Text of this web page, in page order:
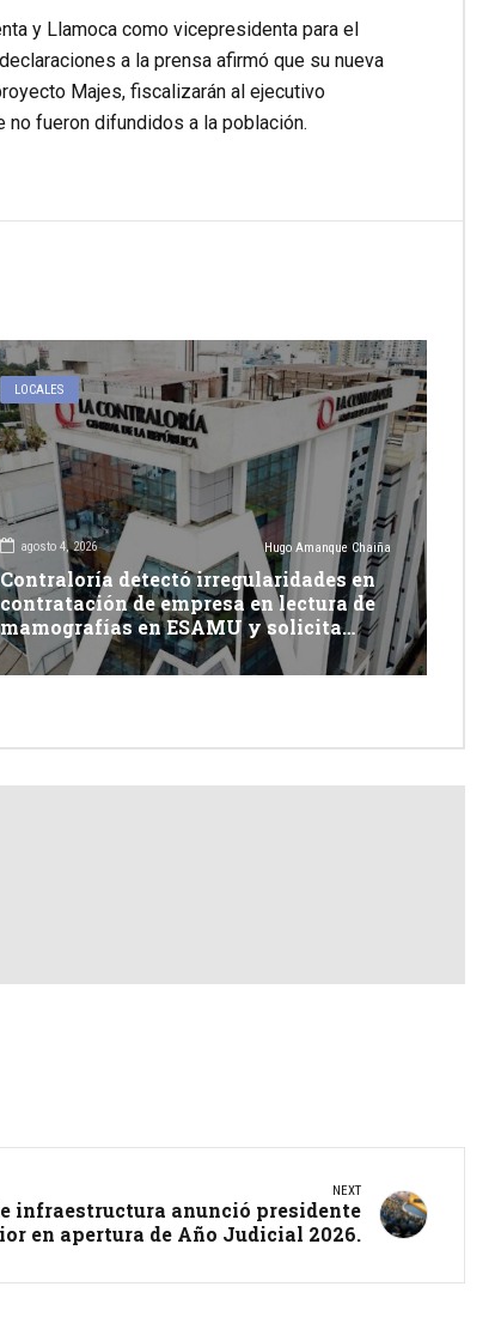
y Llamoca como vicepresidenta para el
a la prensa afirmó que su nueva
Majes, fiscalizarán al ejecutivo
no fueron difundidos a la población.
LOCALES
agosto 4, 2026 Hugo Amanque Chaiña
Contraloría detectó irregularidades en
contratación de empresa en lectura de
mamografías en ESAMU y solicita
acciones penales contra funcionarios
NEXT
infraestructura anunció presidente
en apertura de Año Judicial 2026.